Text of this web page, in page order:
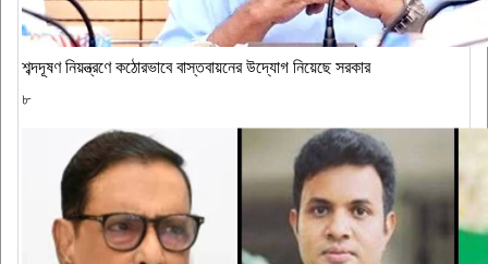
শব্দদূষণ নিয়ন্ত্রণে কঠোরভাবে বাস্তবায়নের উদ্যোগ নিয়েছে সরকার
৮